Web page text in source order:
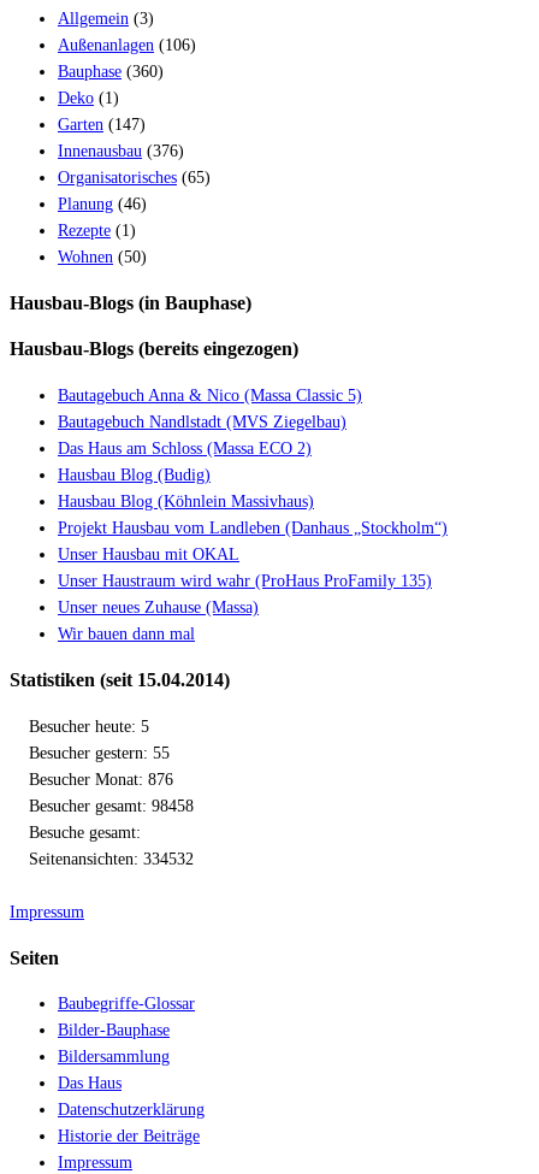
Allgemein (3)
Außenanlagen (106)
Bauphase (360)
Deko (1)
Garten (147)
Innenausbau (376)
Organisatorisches (65)
Planung (46)
Rezepte (1)
Wohnen (50)
Hausbau-Blogs (in Bauphase)
Hausbau-Blogs (bereits eingezogen)
Bautagebuch Anna & Nico (Massa Classic 5)
Bautagebuch Nandlstadt (MVS Ziegelbau)
Das Haus am Schloss (Massa ECO 2)
Hausbau Blog (Budig)
Hausbau Blog (Köhnlein Massivhaus)
Projekt Hausbau vom Landleben (Danhaus „Stockholm“)
Unser Hausbau mit OKAL
Unser Haustraum wird wahr (ProHaus ProFamily 135)
Unser neues Zuhause (Massa)
Wir bauen dann mal
Statistiken (seit 15.04.2014)
Besucher heute: 5
Besucher gestern: 55
Besucher Monat: 876
Besucher gesamt: 98458
Besuche gesamt:
Seitenansichten: 334532
Impressum
Seiten
Baubegriffe-Glossar
Bilder-Bauphase
Bildersammlung
Das Haus
Datenschutzerklärung
Historie der Beiträge
Impressum